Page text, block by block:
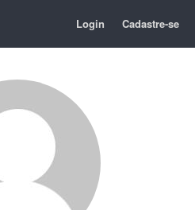
Login Cadastre-se